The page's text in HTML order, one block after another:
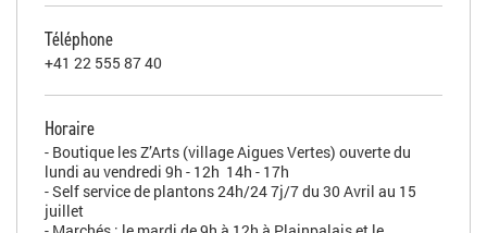
Téléphone
+41 22 555 87 40
Horaire
- Boutique les Z’Arts (village Aigues Vertes) ouverte du
lundi au vendredi 9h - 12h 14h - 17h
- Self service de plantons 24h/24 7j/7 du 30 Avril au 15
juillet